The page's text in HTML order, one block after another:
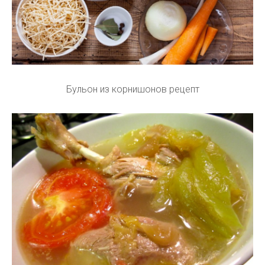
Бульон из корнишонов рецепт